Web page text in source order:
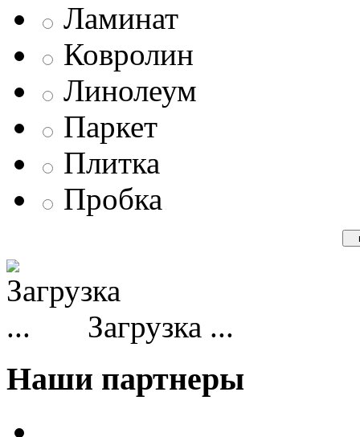
Ламинат
Ковролин
Линолеум
Паркет
Плитка
Пробка
Загрузка ...
Наши партнеры